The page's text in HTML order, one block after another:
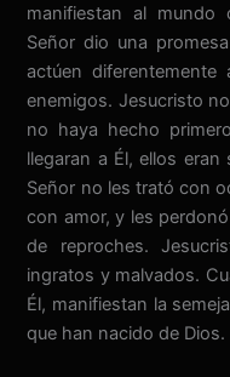
manifiestan al
Señor dio una
actúen
enemigos. Jesucristo
no haya hecho
llegaran a Él, ellos
Señor no les trató con
con amor, y les
de reproches.
ingratos y malvados.
Él, manifiestan la
que han nacido de Dios.